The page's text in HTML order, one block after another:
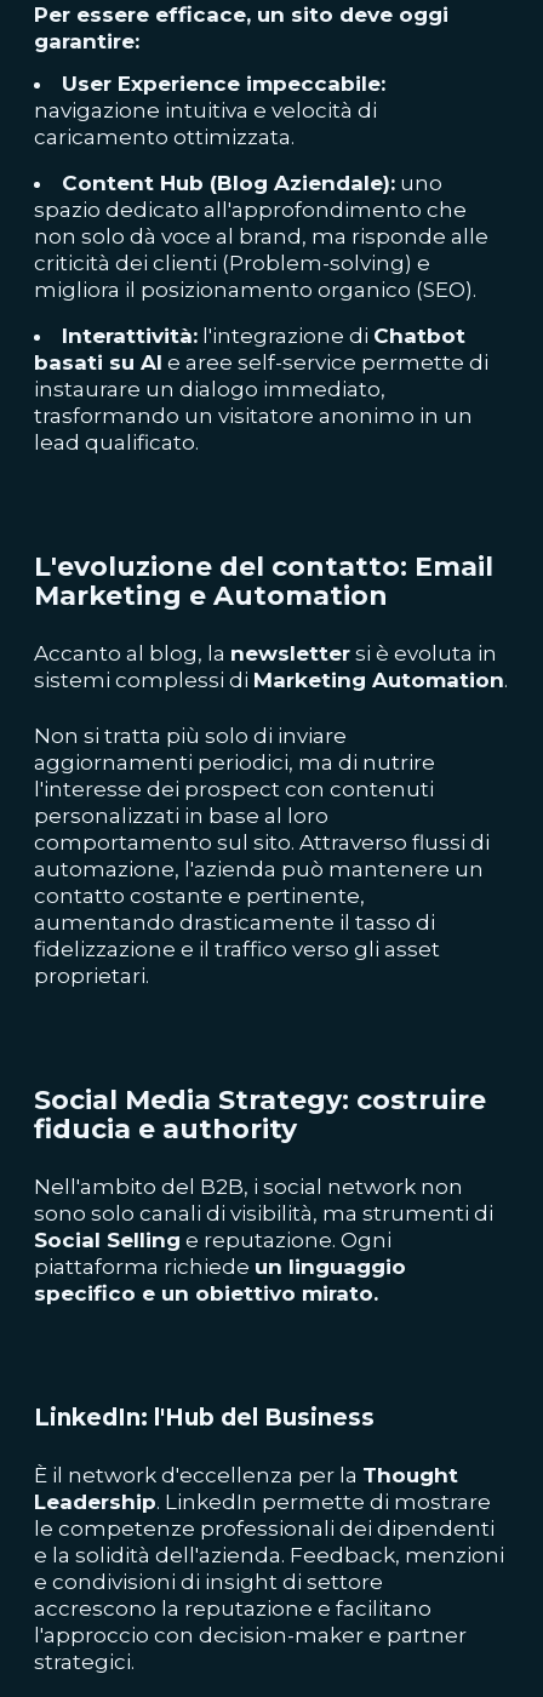
Per essere efficace, un sito deve oggi
garantire:
User Experience impeccabile:
navigazione intuitiva e velocità di
caricamento ottimizzata.
Content Hub (Blog Aziendale): uno
spazio dedicato all'approfondimento che
non solo dà voce al brand, ma risponde alle
criticità dei clienti (Problem-solving) e
migliora il posizionamento organico (SEO).
Interattività: l'integrazione di Chatbot
basati su AI e aree self-service permette di
instaurare un dialogo immediato,
trasformando un visitatore anonimo in un
lead qualificato.
L'evoluzione del contatto: Email
Marketing e Automation
Accanto al blog, la newsletter si è evoluta in
sistemi complessi di Marketing Automation.
Non si tratta più solo di inviare
aggiornamenti periodici, ma di nutrire
l'interesse dei prospect con contenuti
personalizzati in base al loro
comportamento sul sito. Attraverso flussi di
automazione, l'azienda può mantenere un
contatto costante e pertinente,
aumentando drasticamente il tasso di
fidelizzazione e il traffico verso gli asset
proprietari.
Social Media Strategy: costruire
fiducia e authority
Nell'ambito del B2B, i social network non
sono solo canali di visibilità, ma strumenti di
Social Selling e reputazione. Ogni
piattaforma richiede un linguaggio
specifico e un obiettivo mirato.
LinkedIn: l'Hub del Business
È il network d'eccellenza per la Thought
Leadership. LinkedIn permette di mostrare
le competenze professionali dei dipendenti
e la solidità dell'azienda. Feedback, menzioni
e condivisioni di insight di settore
accrescono la reputazione e facilitano
l'approccio con decision-maker e partner
strategici.